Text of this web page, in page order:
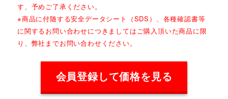
す、予めご了承ください。
※商品に付随する安全データシート（SDS）、各種確認書等
に関するお問い合わせにつきましてはご購入頂いた商品に限
り、弊社までお問い合わせください。
会員登録して価格を見る